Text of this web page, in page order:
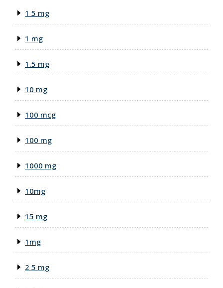
1 5 mg
1 mg
1.5 mg
10 mg
100 mcg
100 mg
1000 mg
10mg
15 mg
1mg
2 5 mg